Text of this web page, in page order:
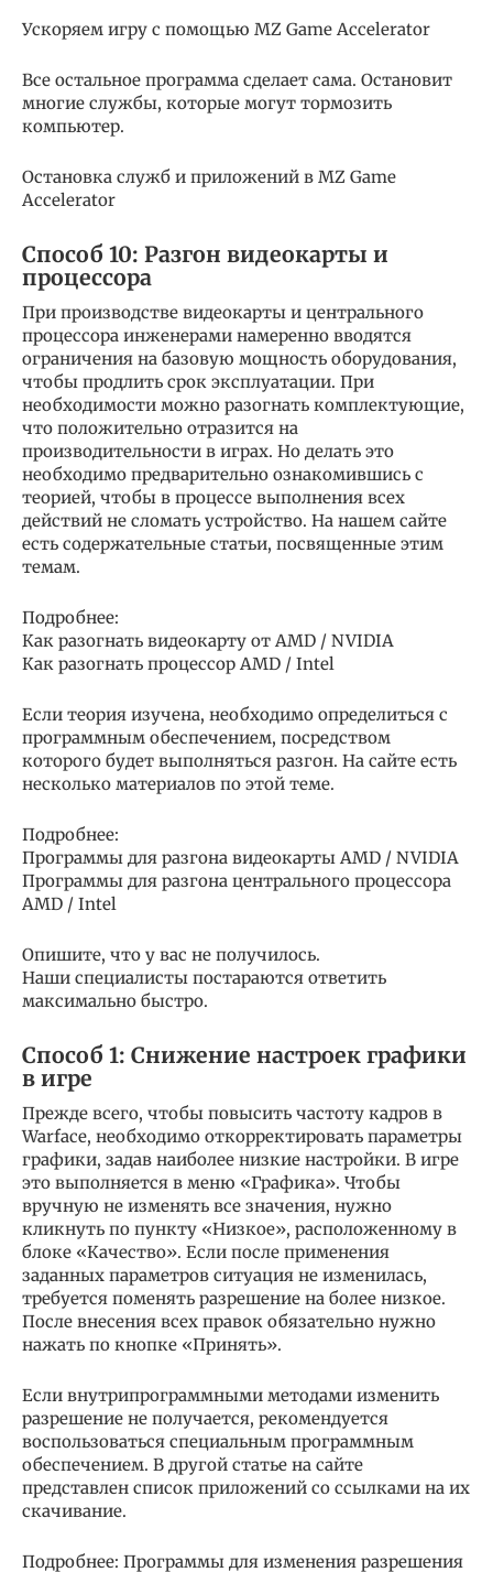
Ускоряем игру с помощью MZ Game Accelerator
Все остальное программа сделает сама. Остановит
многие службы, которые могут тормозить
компьютер.
Остановка служб и приложений в MZ Game
Accelerator
Способ 10: Разгон видеокарты и
процессора
При производстве видеокарты и центрального
процессора инженерами намеренно вводятся
ограничения на базовую мощность оборудования,
чтобы продлить срок эксплуатации. При
необходимости можно разогнать комплектующие,
что положительно отразится на
производительности в играх. Но делать это
необходимо предварительно ознакомившись с
теорией, чтобы в процессе выполнения всех
действий не сломать устройство. На нашем сайте
есть содержательные статьи, посвященные этим
темам.
Подробнее:
Как разогнать видеокарту от AMD / NVIDIA
Как разогнать процессор AMD / Intel
Если теория изучена, необходимо определиться с
программным обеспечением, посредством
которого будет выполняться разгон. На сайте есть
несколько материалов по этой теме.
Подробнее:
Программы для разгона видеокарты AMD / NVIDIA
Программы для разгона центрального процессора
AMD / Intel
Опишите, что у вас не получилось.
Наши специалисты постараются ответить
максимально быстро.
Способ 1: Снижение настроек графики
в игре
Прежде всего, чтобы повысить частоту кадров в
Warface, необходимо откорректировать параметры
графики, задав наиболее низкие настройки. В игре
это выполняется в меню «Графика». Чтобы
вручную не изменять все значения, нужно
кликнуть по пункту «Низкое», расположенному в
блоке «Качество». Если после применения
заданных параметров ситуация не изменилась,
требуется поменять разрешение на более низкое.
После внесения всех правок обязательно нужно
нажать по кнопке «Принять».
Если внутрипрограммными методами изменить
разрешение не получается, рекомендуется
воспользоваться специальным программным
обеспечением. В другой статье на сайте
представлен список приложений со ссылками на их
скачивание.
Подробнее: Программы для изменения разрешения